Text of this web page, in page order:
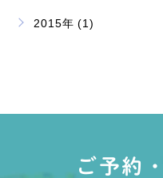
2015年 (1)
ご予約